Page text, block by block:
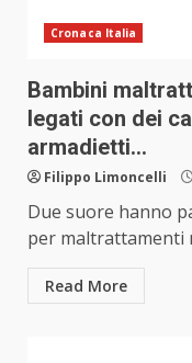
Cronaca Italia
Bambini
legati con dei
armadietti…
Filippo Limoncelli
Due suore hanno
per maltrattamenti
Read More